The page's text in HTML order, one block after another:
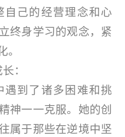
己的经营理念和心
终身学习的观念，紧
。
：
到了诸多困难和挑
神一一克服。她的创
属于那些在逆境中坚